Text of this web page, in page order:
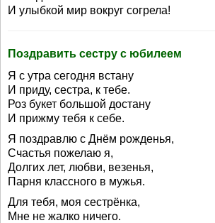
И улыбкой мир вокруг согрела!
Поздравить сестру с юбилеем
Я с утра сегодня встану
И приду, сестра, к тебе.
Роз букет большой достану
И прижму тебя к себе.
Я поздравлю с Днём рожденья,
Счастья пожелаю я,
Долгих лет, любви, везенья,
Парня классного в мужья.
Для тебя, моя сестрёнка,
Мне не жалко ничего.